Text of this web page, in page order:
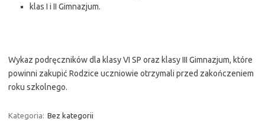
klas I i II Gimnazjum.
Wykaz podręczników dla klasy VI SP oraz klasy III Gimnazjum, które
powinni zakupić Rodzice uczniowie otrzymali przed zakończeniem
roku szkolnego.
Kategoria: Bez kategorii